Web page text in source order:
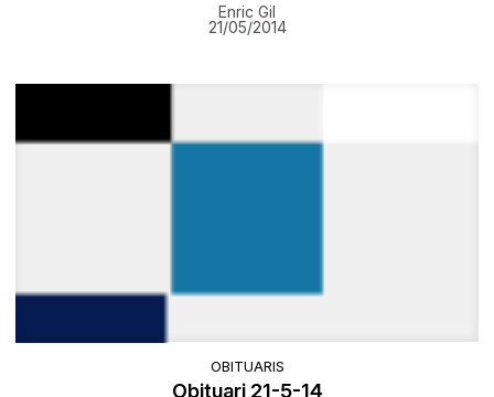
Enric Gil
21/05/2014
OBITUARIS
Obituari 21-5-14